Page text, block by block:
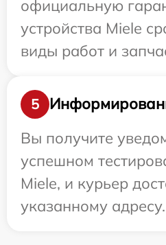
официальную
устройства Miele
виды работ и
5
Вы получите
успешном
Miele, и курьер
указанному адресу.